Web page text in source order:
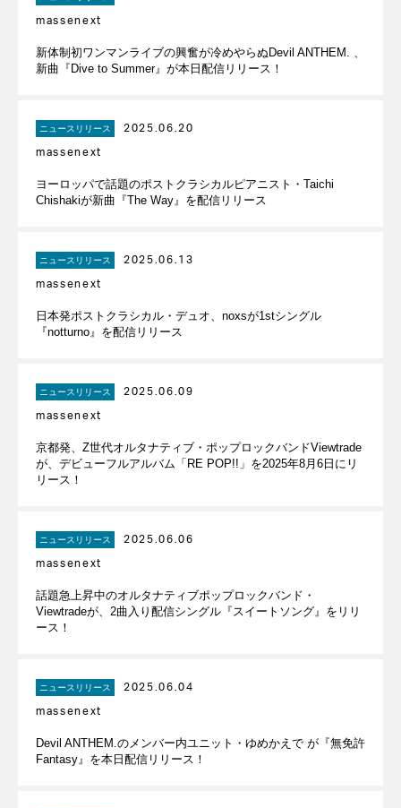
massenext
新体制初ワンマンライブの興奮が冷めやらぬDevil ANTHEM. 、
新曲『Dive to Summer』が本日配信リリース！
ニュースリリース
2025.06.20
massenext
ヨーロッパで話題のポストクラシカルピアニスト・Taichi
Chishakiが新曲『The Way』を配信リリース
ニュースリリース
2025.06.13
massenext
日本発ポストクラシカル・デュオ、noxsが1stシングル
『notturno』を配信リリース
ニュースリリース
2025.06.09
massenext
京都発、Z世代オルタナティブ・ポップロックバンドViewtrade
が、デビューフルアルバム「RE POP!!」を2025年8月6日にリ
リース！
ニュースリリース
2025.06.06
massenext
話題急上昇中のオルタナティブポップロックバンド・
Viewtradeが、2曲入り配信シングル『スイートソング』をリリ
ース！
ニュースリリース
2025.06.04
massenext
Devil ANTHEM.のメンバー内ユニット・ゆめかえで が『無免許
Fantasy』を本日配信リリース！